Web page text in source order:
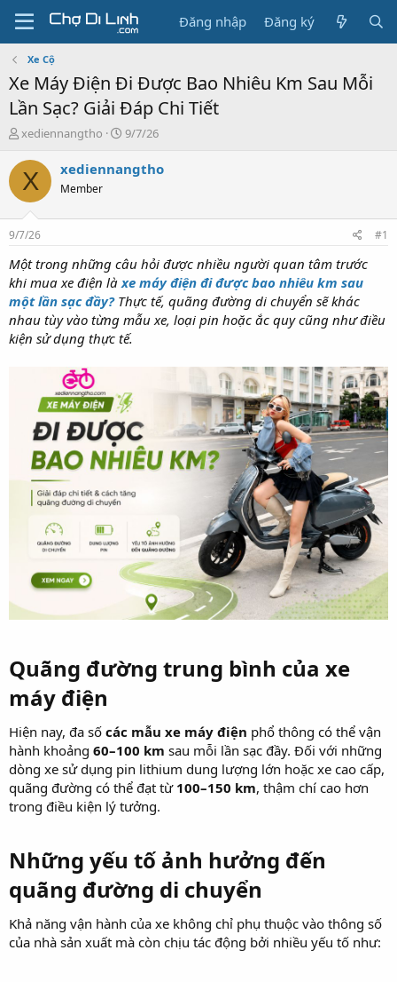
Đăng nhập Đăng ký
Xe Cộ
Xe Máy Điện Đi Được Bao Nhiêu Km Sau Mỗi
Lần Sạc? Giải Đáp Chi Tiết
T
r
e
a
s
t
a
r
t
e
r
xediennangtho
N
à
9/7/26
X xediennangtho
Member
9/7/26 #1
Một trong những câu hỏi được nhiều người quan tâm trước
khi mua xe điện là xe máy điện đi được bao nhiêu km sau
một lần sạc đầy?Thực tế, quãng đường di chuyển sẽ khác
nhau tùy vào từng mẫu xe, loại pin hoặc ắc quy cũng như điều
kiện sử dụng thực tế.
Quãng đường trung bình của xe
máy điện
Hiện nay, đa số các mẫu xe máy điện phổ thông có thể vận
hành khoảng 60–100 km sau mỗi lần sạc đầy. Đối với những
dòng xe sử dụng pin lithium dung lượng lớn hoặc xe cao cấp,
quãng đường có thể đạt từ 100–150 km, thậm chí cao hơn
trong điều kiện lý tưởng.
Những yếu tố ảnh hưởng đến
quãng đường di chuyển
Khả năng vận hành của xe không chỉ phụ thuộc vào thông số
của nhà sản xuất mà còn chịu tác động bởi nhiều yếu tố như: